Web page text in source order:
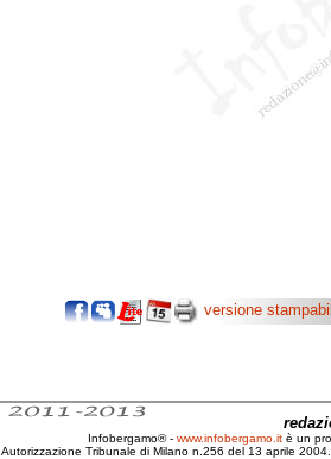
versione
Infobergamo® - www.infobergamo.it è un
Autorizzazione Tribunale di Milano n.256 del 13 aprile